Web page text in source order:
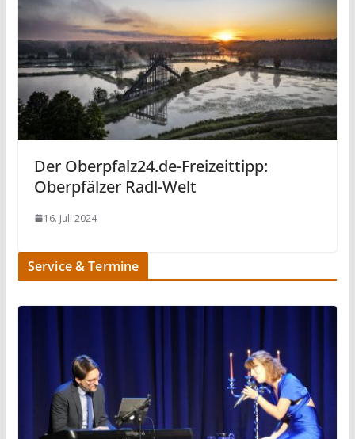
Der Oberpfalz24.de-Freizeittipp:
Oberpfälzer Radl-Welt
16. Juli 2024
Service & Termine